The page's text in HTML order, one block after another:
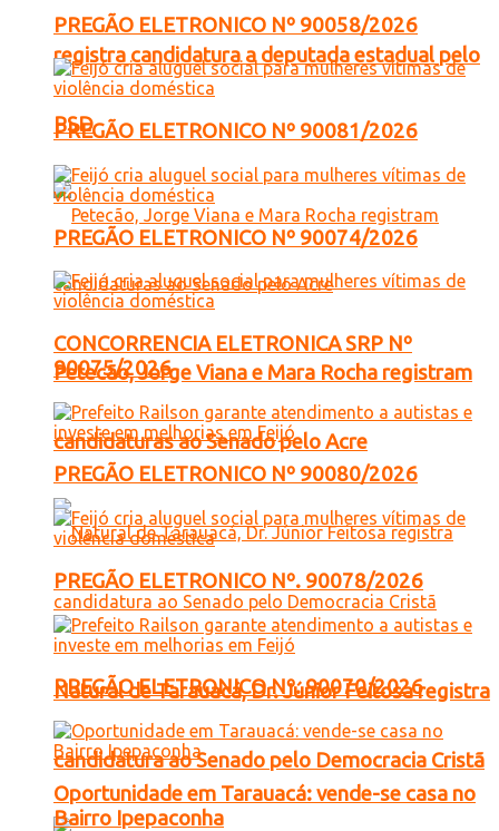
registra candidatura a deputada estadual pelo
PSD
Petecão, Jorge Viana e Mara Rocha registram
candidaturas ao Senado pelo Acre
Natural de Tarauacá, Dr. Júnior Feitosa registra
candidatura ao Senado pelo Democracia Cristã
PREGÃO ELETRONICO Nº 90058/2026
PREGÃO ELETRONICO Nº 90081/2026
PREGÃO ELETRONICO Nº 90074/2026
CONCORRENCIA ELETRONICA SRP Nº
90075/2026
PREGÃO ELETRONICO Nº 90080/2026
PREGÃO ELETRONICO Nº. 90078/2026
PREGÃO ELETRONICO Nº. 90070/2026
Oportunidade em Tarauacá: vende-se casa no
Bairro Ipepaconha